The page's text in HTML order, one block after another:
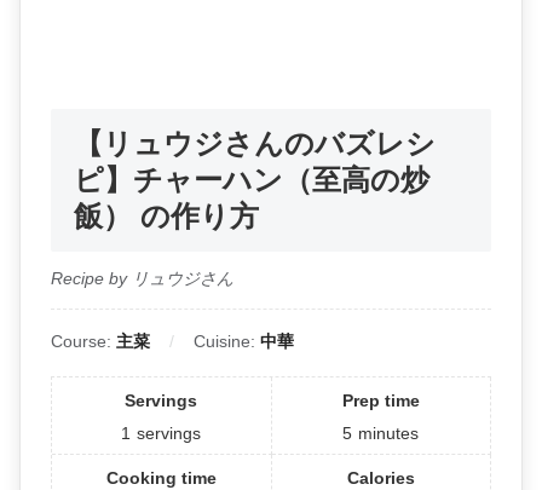
【リュウジさんのバズレシ
ピ】チャーハン（至高の炒
飯） の作り方
Recipe by リュウジさん
Course: 主菜 Cuisine: 中華
Servings
1 servings
Prep time
5 minutes
Cooking time Calories